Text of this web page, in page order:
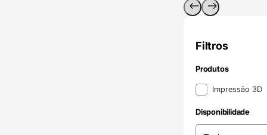
Filtros
Produtos
ProdutosImpressão 3D
Disponibilidade
Disponibilidade
Disponibilidade